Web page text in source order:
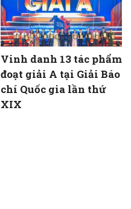
Vinh danh 13 tác phẩm
đoạt giải A tại Giải Báo
chí Quốc gia lần thứ
XIX